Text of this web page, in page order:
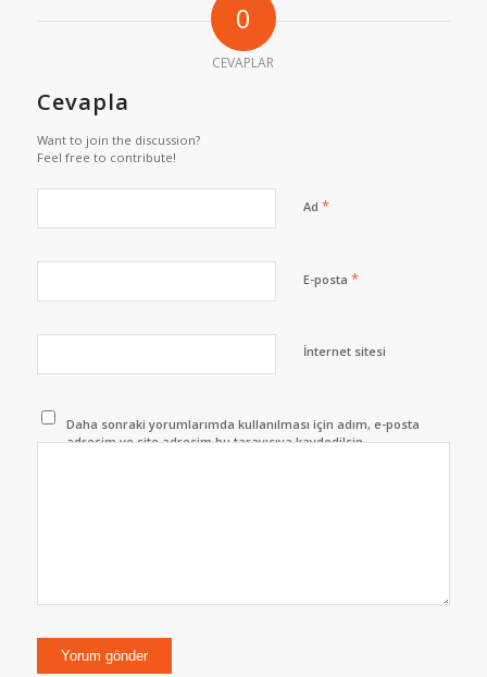
0
CEVAPLAR
Cevapla
Want to join the discussion?
Feel free to contribute!
Ad *
E-posta *
İnternet sitesi
Daha sonraki yorumlarımda kullanılması için adım, e-posta
adresim ve site adresim bu tarayıcıya kaydedilsin.